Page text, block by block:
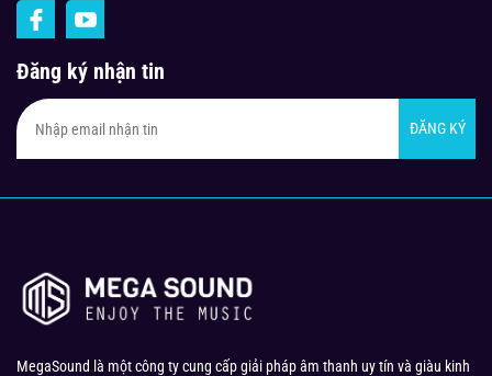
Đăng ký nhận tin
ĐĂNG KÝ
MegaSound là một công ty cung cấp giải pháp âm thanh uy tín và giàu kinh